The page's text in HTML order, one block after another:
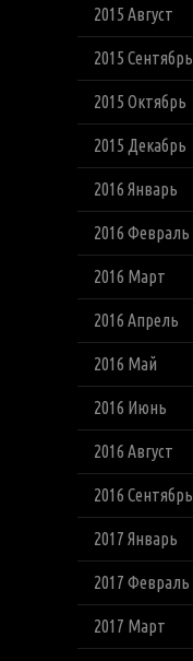
2015 Август
2015 Сентябрь
2015 Октябрь
2015 Декабрь
2016 Январь
2016 Февраль
2016 Март
2016 Апрель
2016 Май
2016 Июнь
2016 Август
2016 Сентябрь
2017 Январь
2017 Февраль
2017 Март